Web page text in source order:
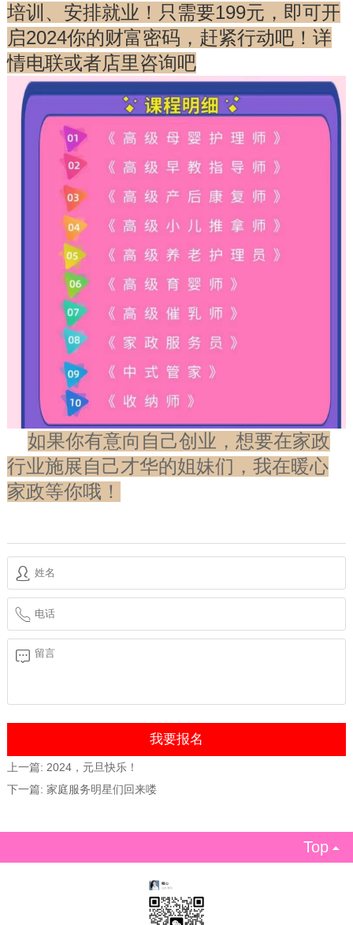
培训、安排就业！只需要199元，即可开
启2024你的财富密码，赶紧行动吧！详
情电联或者店里咨询吧
如果你有意向自己创业，想要在家政
行业施展自己才华的姐妹们，我在暖心
家政等你哦！
上一篇: 2024，元旦快乐！
下一篇: 家庭服务明星们回来喽
Top